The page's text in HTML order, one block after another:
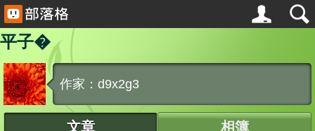
平子�
作家：d9x2g3
文章 相簿